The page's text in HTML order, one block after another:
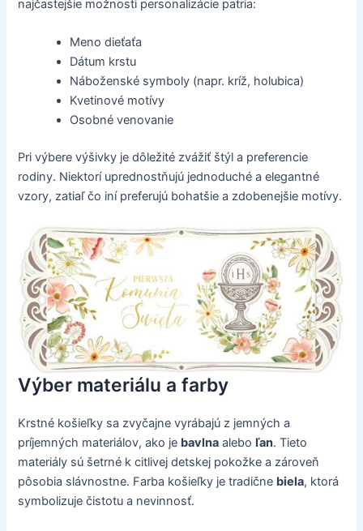
najčastejšie možnosti personalizácie patria:
Meno dieťaťa
Dátum krstu
Náboženské symboly (napr. kríž, holubica)
Kvetinové motívy
Osobné venovanie
Pri výbere výšivky je dôležité zvážiť štýl a preferencie
rodiny. Niektorí uprednostňujú jednoduché a elegantné
vzory, zatiaľ čo iní preferujú bohatšie a zdobenejšie motívy.
Výber materiálu a farby
Krstné košieľky sa zvyčajne vyrábajú z jemných a
príjemných materiálov, ako je bavlna aleboľan. Tieto
materiály sú šetrné k citlivej detskej pokožke a zároveň
pôsobia slávnostne. Farba košieľky je tradične biela, ktorá
symbolizuje čistotu a nevinnosť.